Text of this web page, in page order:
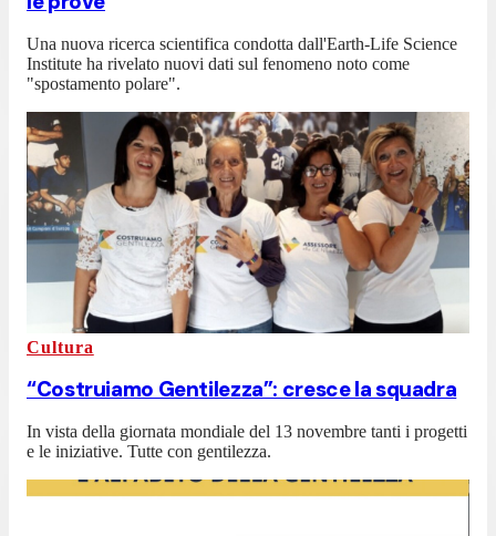
Una nuova ricerca scientifica condotta dall'Earth-Life Science
Institute ha rivelato nuovi dati sul fenomeno noto come
"spostamento polare".
Cultura
“Costruiamo Gentilezza”: cresce la squadra
In vista della giornata mondiale del 13 novembre tanti i progetti
e le iniziative. Tutte con gentilezza.